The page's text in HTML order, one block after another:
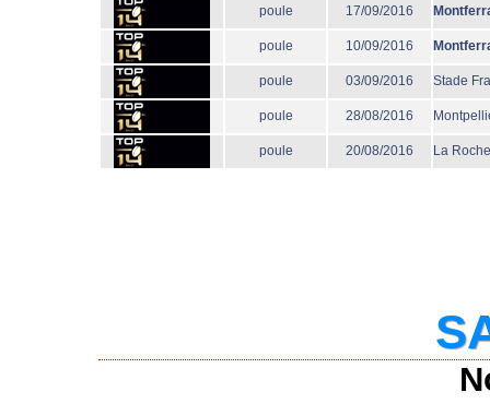
poule 17/09/2016
poule 10/09/2016
poule 03/09/2016 Stade
poule 28/08/2016
poule 20/08/2016 La